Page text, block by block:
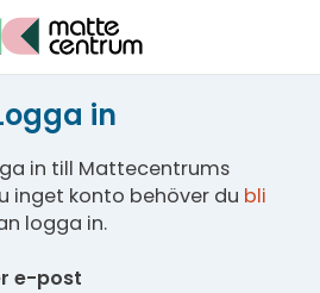
in
in till Mattecentrums
inget konto behöver du bli
logga in.
e-post